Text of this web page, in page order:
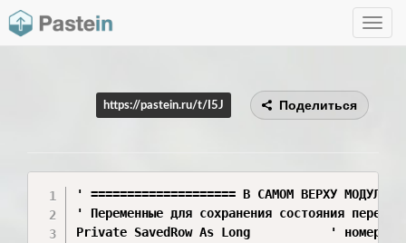
Toggle
https://pastein.ru/t/I5J Поделиться
' ==================== В САМОМ ВЕРХУ МОДУЛЯ
' Переменные для сохранения состояния перед
Private SavedRow As Long           ' номер